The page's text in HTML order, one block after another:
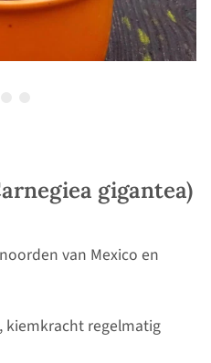
gigantea)
van Mexico en
kiemkracht regelmatig